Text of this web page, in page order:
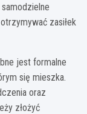
zasiłek
jest formalne
się mieszka.
oraz
złożyć